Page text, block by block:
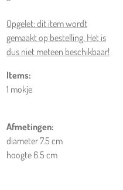
Opgelet: dit item wordt
gemaakt op bestelling. Het is
dus niet meteen beschikbaar!
Items:
1 mokje
Afmetingen:
diameter 7.5 cm
hoogte 6.5 cm